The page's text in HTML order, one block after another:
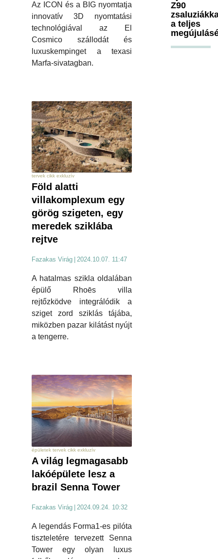
Az ICON és a BIG nyomtatja
innovatív 3D nyomtatási
technológiával az El
Cosmico szállodát és
luxuskempinget a texasi
Marfa-sivatagban.
tervek cikk exkluzív
Föld alatti
villakomplexum egy
görög szigeten, egy
meredek sziklába
rejtve
Fazakas Virág 2024.10.07. 11:47
A hatalmas szikla oldalában
épülő Rhoēs villa
rejtőzködve integrálódik a
sziget zord sziklás tájába,
miközben pazar kilátást nyújt
a tengerre.
épületek tervek cikk exkluzív
A világ legmagasabb
lakóépülete lesz a
brazil Senna Tower
Fazakas Virág | 2024.09.24. 10:32
A legendás Forma1-es pilóta
tiszteletére tervezett Senna
Tower egy olyan luxus
Z90
a teljes